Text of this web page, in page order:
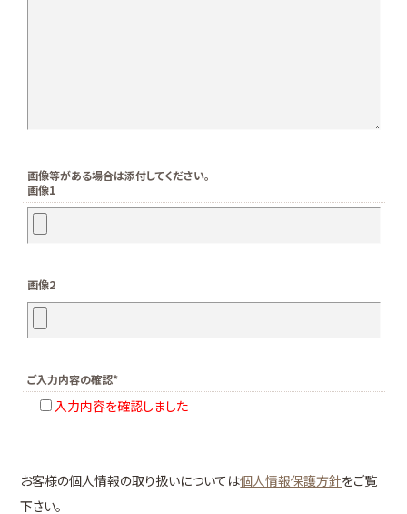
画像等がある場合は添付してください。
画像1
画像2
ご入力内容の確認*
入力内容を確認しました
お客様の個人情報の取り扱いについては個人情報保護方針をご覧
下さい。